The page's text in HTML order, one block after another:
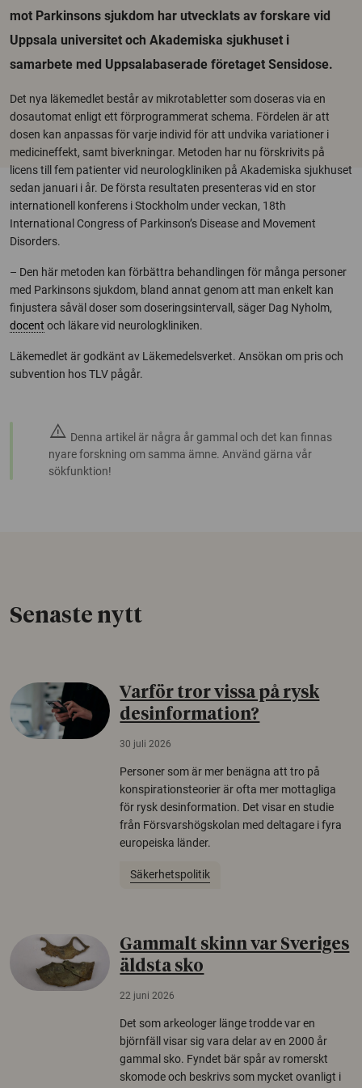
mot Parkinsons sjukdom har utvecklats av forskare vid
Uppsala universitet och Akademiska sjukhuset i
samarbete med Uppsalabaserade företaget Sensidose.
Det nya läkemedlet består av mikrotabletter som doseras via en
dosautomat enligt ett förprogrammerat schema. Fördelen är att
dosen kan anpassas för varje individ för att undvika variationer i
medicineffekt, samt biverkningar. Metoden har nu förskrivits på
licens till fem patienter vid neurologkliniken på Akademiska sjukhuset
sedan januari i år. De första resultaten presenteras vid en stor
internationell konferens i Stockholm under veckan, 18th
International Congress of Parkinson’s Disease and Movement
Disorders.
– Den här metoden kan förbättra behandlingen för många personer
med Parkinsons sjukdom, bland annat genom att man enkelt kan
finjustera såväl doser som doseringsintervall, säger Dag Nyholm,
docent och läkare vid neurologkliniken.
Läkemedlet är godkänt av Läkemedelsverket. Ansökan om pris och
subvention hos TLV pågår.
warning Denna artikel är några år gammal och det kan finnas
nyare forskning om samma ämne. Använd gärna vår
sökfunktion!
Senaste nytt
Varför tror vissa på rysk
desinformation?
30 juli 2026
Personer som är mer benägna att tro på
konspirationsteorier är ofta mer mottagliga
för rysk desinformation. Det visar en studie
från Försvarshögskolan med deltagare i fyra
europeiska länder.
Säkerhetspolitik
Gammalt skinn var Sveriges
äldsta sko
22 juni 2026
Det som arkeologer länge trodde var en
björnfäll visar sig vara delar av en 2000 år
gammal sko. Fyndet bär spår av romerskt
skomode och beskrivs som mycket ovanligt i